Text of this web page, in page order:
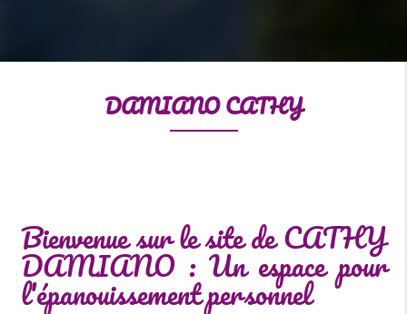
DAMIANO CATHY
Bienvenue sur le site de CATHY
DAMIANO : Un espace pour
l'épanouissement personnel